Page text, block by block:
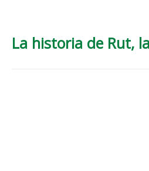
La historia de Rut,